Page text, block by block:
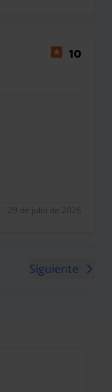
10
29 de julio de 2026
5 6
Siguiente